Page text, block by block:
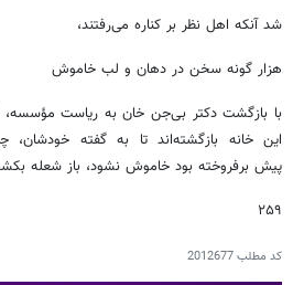
شد آنکه اهل نظر بر کناره می‌رفتند،
هزار گونه سخن در دهان و لب خاموش
با بازگشت دکتر بی‌جن خان به ریاست
این خانه بازگشته‌اند تا به گفته
پیش برفروخته بود خاموش نشود، باز شعله
۲۵۹
کد مطلب2012677